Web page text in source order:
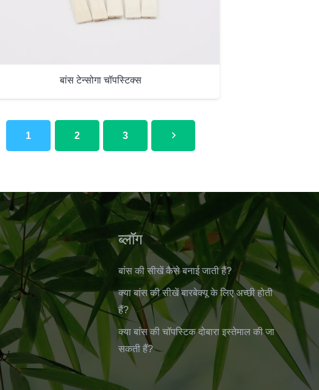
बांस टेन्सोगा चॉपस्टिक्स
1 2 3
ब्लॉग
बांस की सीखें कैसे बनाई जाती हैं?
क्या बांस की सीखें बारबेक्यू के लिए अच्छी होती
हैं?
क्या बांस की चॉपस्टिक दोबारा इस्तेमाल की जा
सकती हैं?